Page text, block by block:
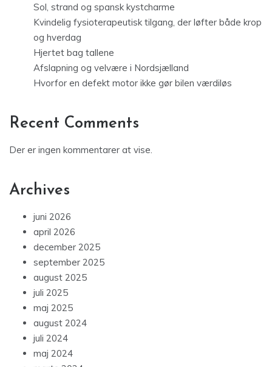
Sol, strand og spansk kystcharme
Kvindelig fysioterapeutisk tilgang, der løfter både krop
og hverdag
Hjertet bag tallene
Afslapning og velvære i Nordsjælland
Hvorfor en defekt motor ikke gør bilen værdiløs
Recent Comments
Der er ingen kommentarer at vise.
Archives
juni 2026
april 2026
december 2025
september 2025
august 2025
juli 2025
maj 2025
august 2024
juli 2024
maj 2024